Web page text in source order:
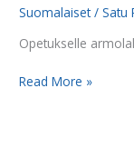
Suomalaiset/Satu
Opetukselle
Read More »